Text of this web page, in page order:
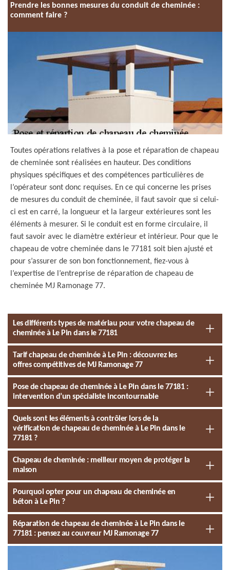
Prendre les bonnes mesures du conduit de cheminée :
comment faire ?
Toutes opérations relatives à la pose et réparation de chapeau
de cheminée sont réalisées en hauteur. Des conditions
physiques spécifiques et des compétences particulières de
l’opérateur sont donc requises. En ce qui concerne les prises
de mesures du conduit de cheminée, il faut savoir que si celui-
ci est en carré, la longueur et la largeur extérieures sont les
éléments à mesurer. Si le conduit est en forme circulaire, il
faut savoir avec le diamètre extérieur et intérieur. Pour que le
chapeau de votre cheminée dans le 77181 soit bien ajusté et
pour s’assurer de son bon fonctionnement, fiez-vous à
l’expertise de l’entreprise de réparation de chapeau de
cheminée MJ Ramonage 77.
Les différents types de matériau pour votre chapeau de
cheminée à Le Pin dans le 77181
Tarif chapeau de cheminée à Le Pin : découvrez les
offres compétitives de MJ Ramonage 77
Pose de chapeau de cheminée à Le Pin dans le 77181 :
intervention d’un spécialiste incontournable
Quels sont les éléments à contrôler lors de la
vérification de chapeau de cheminée à Le Pin dans le
77181 ?
Chapeau de cheminée : meilleur moyen de protéger la
maison
Pourquoi opter pour un chapeau de cheminée en
béton à Le Pin ?
Réparation de chapeau de cheminée à Le Pin dans le
77181 : pensez au couvreur MJ Ramonage 77